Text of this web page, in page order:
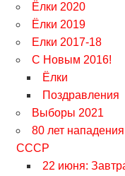
Ёлки 2020
Ёлки 2019
Елки 2017-18
С Новым 2016!
Ёлки
Поздравления
Выборы 2021
80 лет
СССР
22 июня: